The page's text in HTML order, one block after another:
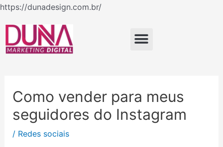
https://dunadesign.com.br/Ir
Menu
Como vender para meus
seguidores do Instagram
/ Redes sociais
de
Post